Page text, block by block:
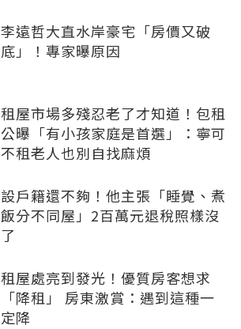
李遠哲大直水岸豪宅「房價又破
底」！專家曝原因
租屋市場多殘忍老了才知道！包租
公曝「有小孩家庭是首選」：寧可
不租老人也別自找麻煩
設戶籍還不夠！他主張「睡覺、煮
飯分不同屋」2百萬元退稅照樣沒
了
租屋處亮到發光！優質房客想求
「降租」 房東激賞：遇到這種一
定降